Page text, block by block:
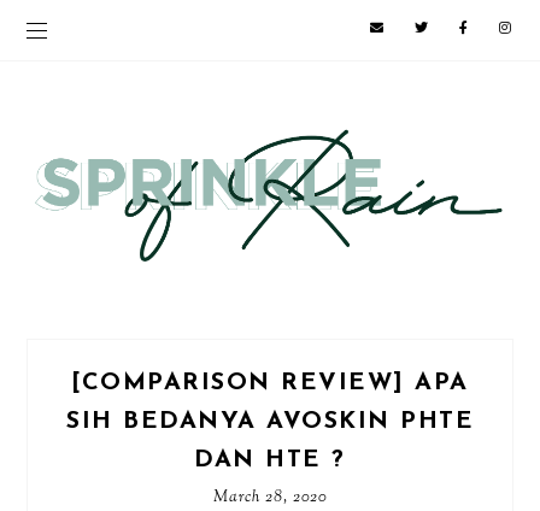
[COMPARISON REVIEW] APA
SIH BEDANYA AVOSKIN PHTE
DAN HTE ?
March 28, 2020